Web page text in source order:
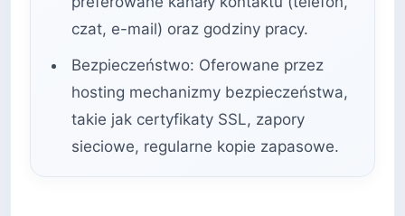
czat, e-mail) oraz godziny pracy.
Bezpieczeństwo: Oferowane przez
hosting mechanizmy bezpieczeństwa,
takie jak certyfikaty SSL, zapory
sieciowe, regularne kopie zapasowe.